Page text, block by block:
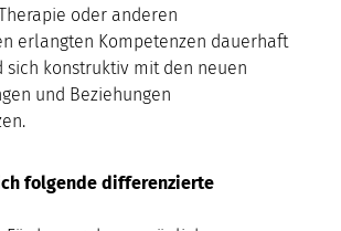
oder anderen
erlangten Kompetenzen dauerhaft
sich konstruktiv mit den neuen
und Beziehungen
folgende differenzierte